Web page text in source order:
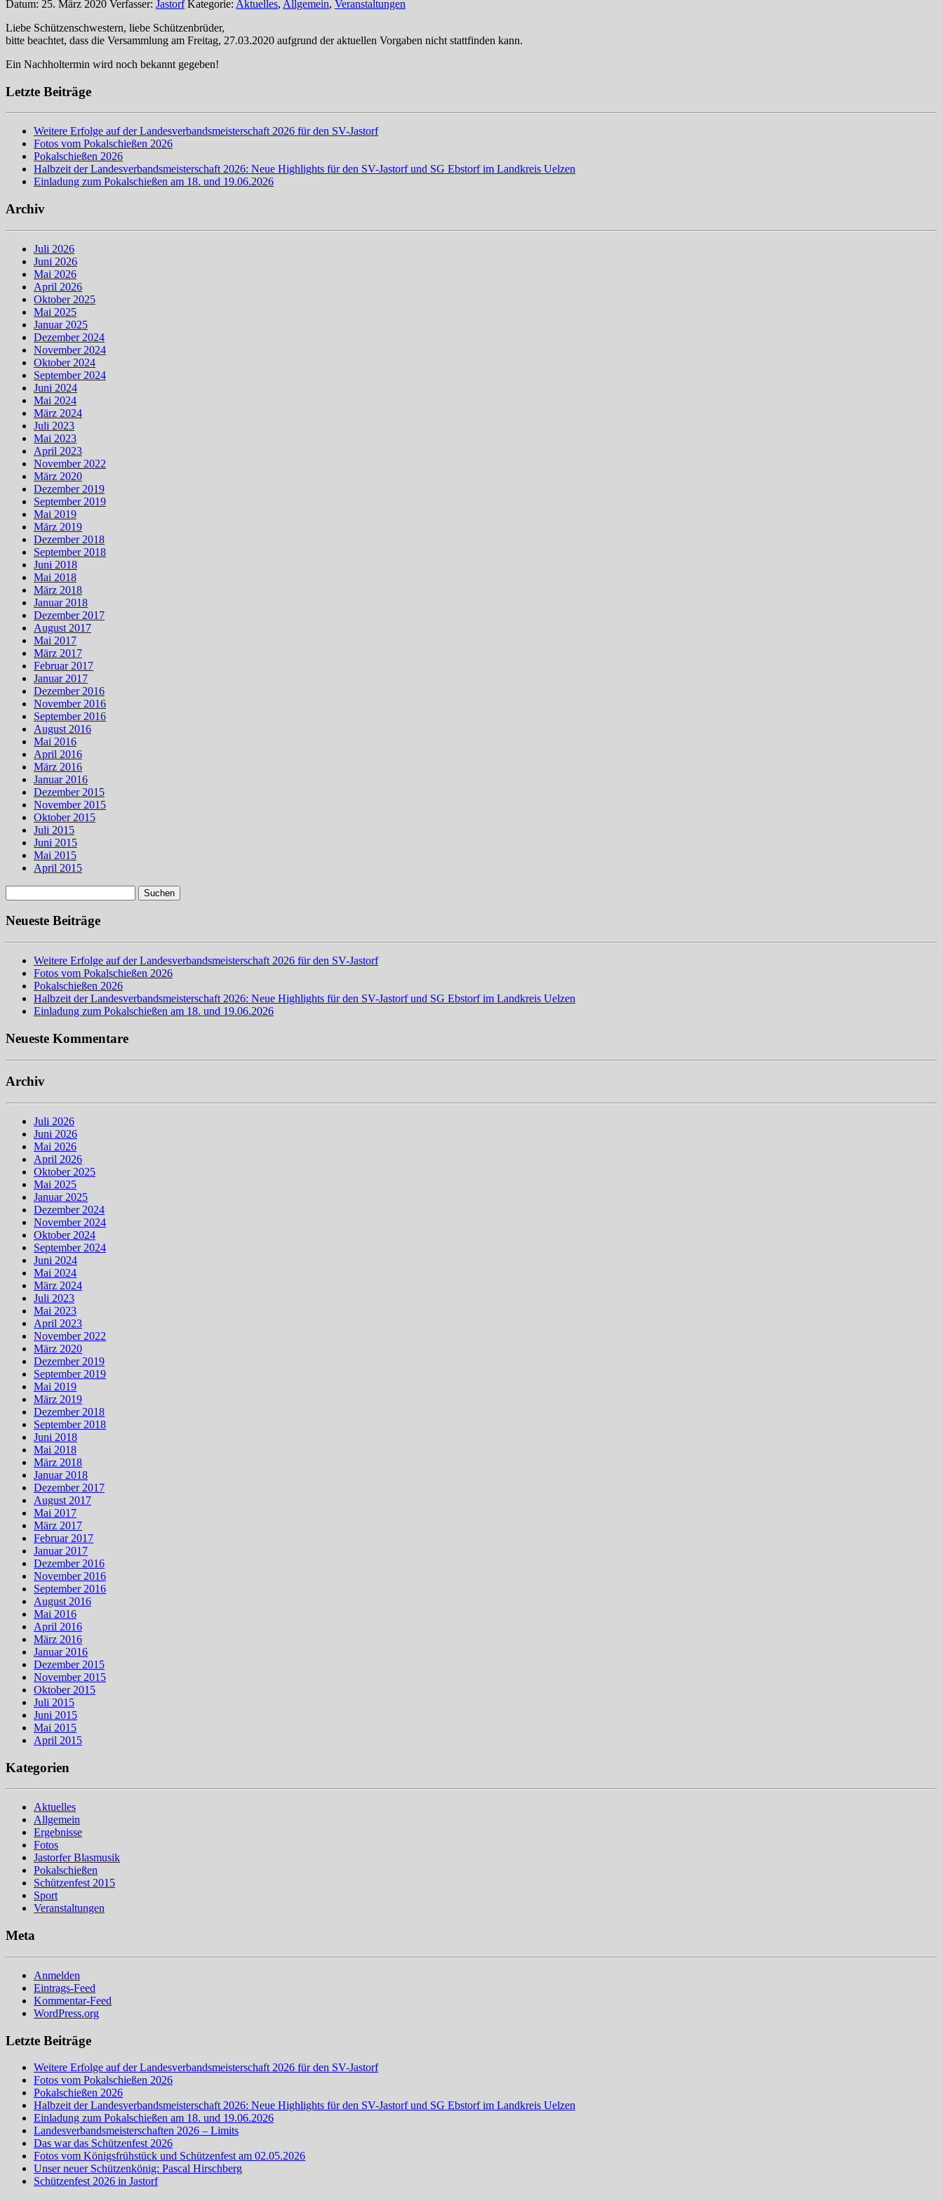
Datum: 25. März 2020 Verfasser: Jastorf Kategorie: Aktuelles, Allgemein, Veranstaltungen
Liebe Schützenschwestern, liebe Schützenbrüder,
bitte beachtet, dass die Versammlung am Freitag, 27.03.2020 aufgrund der aktuellen Vorgaben nicht stattfinden kann.
Ein Nachholtermin wird noch bekannt gegeben!
Letzte Beiträge
Weitere Erfolge auf der Landesverbandsmeisterschaft 2026 für den SV-Jastorf
Fotos vom Pokalschießen 2026
Pokalschießen 2026
Halbzeit der Landesverbandsmeisterschaft 2026: Neue Highlights für den SV-Jastorf und SG Ebstorf im Landkreis Uelzen
Einladung zum Pokalschießen am 18. und 19.06.2026
Archiv
Juli 2026
Juni 2026
Mai 2026
April 2026
Oktober 2025
Mai 2025
Januar 2025
Dezember 2024
November 2024
Oktober 2024
September 2024
Juni 2024
Mai 2024
März 2024
Juli 2023
Mai 2023
April 2023
November 2022
März 2020
Dezember 2019
September 2019
Mai 2019
März 2019
Dezember 2018
September 2018
Juni 2018
Mai 2018
März 2018
Januar 2018
Dezember 2017
August 2017
Mai 2017
März 2017
Februar 2017
Januar 2017
Dezember 2016
November 2016
September 2016
August 2016
Mai 2016
April 2016
März 2016
Januar 2016
Dezember 2015
November 2015
Oktober 2015
Juli 2015
Juni 2015
Mai 2015
April 2015
nach:
Neueste Beiträge
Weitere Erfolge auf der Landesverbandsmeisterschaft 2026 für den SV-Jastorf
Fotos vom Pokalschießen 2026
Pokalschießen 2026
Halbzeit der Landesverbandsmeisterschaft 2026: Neue Highlights für den SV-Jastorf und SG Ebstorf im Landkreis Uelzen
Einladung zum Pokalschießen am 18. und 19.06.2026
Neueste Kommentare
Archiv
Juli 2026
Juni 2026
Mai 2026
April 2026
Oktober 2025
Mai 2025
Januar 2025
Dezember 2024
November 2024
Oktober 2024
September 2024
Juni 2024
Mai 2024
März 2024
Juli 2023
Mai 2023
April 2023
November 2022
März 2020
Dezember 2019
September 2019
Mai 2019
März 2019
Dezember 2018
September 2018
Juni 2018
Mai 2018
März 2018
Januar 2018
Dezember 2017
August 2017
Mai 2017
März 2017
Februar 2017
Januar 2017
Dezember 2016
November 2016
September 2016
August 2016
Mai 2016
April 2016
März 2016
Januar 2016
Dezember 2015
November 2015
Oktober 2015
Juli 2015
Juni 2015
Mai 2015
April 2015
Kategorien
Aktuelles
Allgemein
Ergebnisse
Fotos
Jastorfer Blasmusik
Pokalschießen
Schützenfest 2015
Sport
Veranstaltungen
Meta
Anmelden
Eintrags-Feed
Kommentar-Feed
WordPress.org
Letzte Beiträge
Weitere Erfolge auf der Landesverbandsmeisterschaft 2026 für den SV-Jastorf
Fotos vom Pokalschießen 2026
Pokalschießen 2026
Halbzeit der Landesverbandsmeisterschaft 2026: Neue Highlights für den SV-Jastorf und SG Ebstorf im Landkreis Uelzen
Einladung zum Pokalschießen am 18. und 19.06.2026
Landesverbandsmeisterschaften 2026 – Limits
Das war das Schützenfest 2026
Fotos vom Königsfrühstück und Schützenfest am 02.05.2026
Unser neuer Schützenkönig: Pascal Hirschberg
Schützenfest 2026 in Jastorf